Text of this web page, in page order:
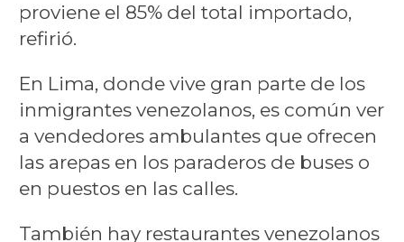
proviene el 85% del total importado,
refirió.
En Lima, donde vive gran parte de los
inmigrantes venezolanos, es común ver
a vendedores ambulantes que ofrecen
las arepas en los paraderos de buses o
en puestos en las calles.
También hay restaurantes venezolanos